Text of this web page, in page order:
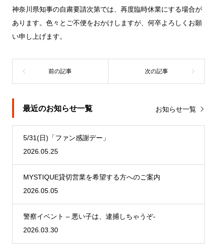
神奈川県知事の自粛要請次第では、再度臨時休業にする場合が
あります。色々とご不便をおかけしますが、何卒よろしくお願
い申し上げます。
最近のお知らせ一覧 お知らせ一覧
5/31(日)「ファン感謝デー」
2026.05.25
MYSTIQUE貸切営業を希望する方へのご案内
2026.05.05
警察イベント – 悪い子は、逮捕しちゃうぞ-
2026.03.30